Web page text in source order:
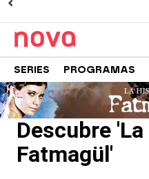
SERIES PROGRAMAS
Descubre
Fatmagül'